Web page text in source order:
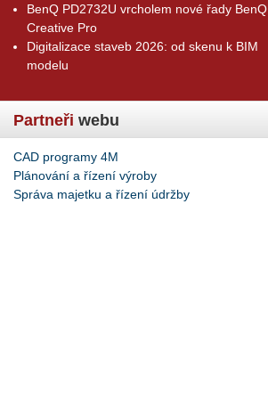
BenQ PD2732U vrcholem nové řady BenQ
Creative Pro
Digitalizace staveb 2026: od skenu k BIM
modelu
Partneři webu
CAD programy 4M
Plánování a řízení výroby
Správa majetku a řízení údržby